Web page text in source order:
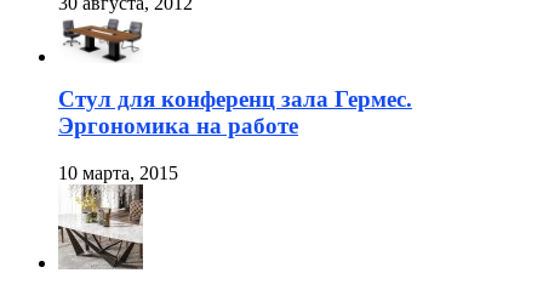
Стул для конференц зала Гермес.
Эргономика на работе
10 марта, 2015